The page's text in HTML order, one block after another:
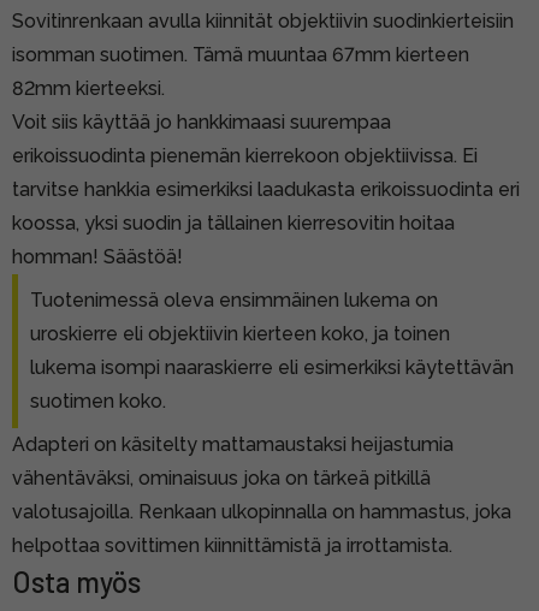
Sovitinrenkaan avulla kiinnität objektiivin suodinkierteisiin
isomman suotimen. Tämä muuntaa 67mm kierteen
82mm kierteeksi.
Voit siis käyttää jo hankkimaasi suurempaa
erikoissuodinta pienemän kierrekoon objektiivissa. Ei
tarvitse hankkia esimerkiksi laadukasta erikoissuodinta eri
koossa, yksi suodin ja tällainen kierresovitin hoitaa
homman! Säästöä!
Tuotenimessä oleva ensimmäinen lukema on
uroskierre eli objektiivin kierteen koko, ja toinen
lukema isompi naaraskierre eli esimerkiksi käytettävän
suotimen koko.
Adapteri on käsitelty mattamaustaksi heijastumia
vähentäväksi, ominaisuus joka on tärkeä pitkillä
valotusajoilla. Renkaan ulkopinnalla on hammastus, joka
helpottaa sovittimen kiinnittämistä ja irrottamista.
Osta myös